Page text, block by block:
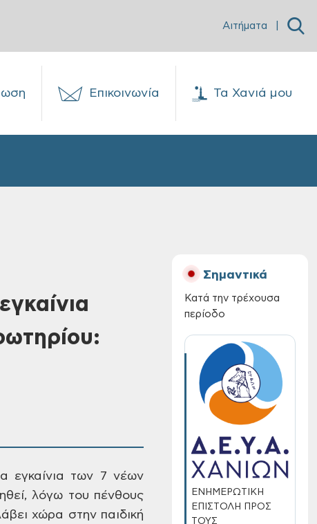
Αιτήματα
Επικοινωνία Τα Χανιά μου
εγκαίνια των 7 νέων
λόγω του πένθους
χώρα στην παιδική
Σημαντικά
Κατά την τρέχουσα
περίοδο
ΕΝΗΜΕΡΩΤΙΚΗ
ΕΠΙΣΤΟΛΗ ΠΡΟΣ
ΤΟΥΣ